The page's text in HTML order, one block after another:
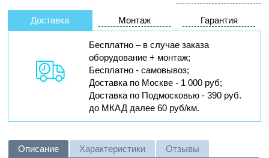
Доставка Монтаж Гарантия
Бесплатно – в случае заказа
оборудование + монтаж;
Бесплатно - самовывоз;
Доставка по Москве - 1 000 руб;
Доставка по Подмосковью - 390 руб.
до МКАД далее 60 руб/км.
Описание Характеристики Отзывы